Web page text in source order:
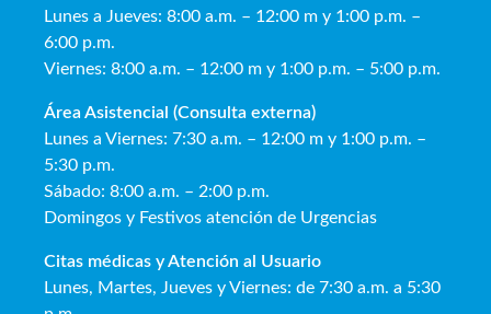
Lunes a Jueves: 8:00 a.m. – 12:00 m y 1:00 p.m. –
6:00 p.m.
Viernes: 8:00 a.m. – 12:00 m y 1:00 p.m. – 5:00 p.m.
Área Asistencial (Consulta externa)
Lunes a Viernes: 7:30 a.m. – 12:00 m y 1:00 p.m. –
5:30 p.m.
Sábado: 8:00 a.m. – 2:00 p.m.
Domingos y Festivos atención de Urgencias
Citas médicas y Atención al Usuario
Lunes, Martes, Jueves y Viernes: de 7:30 a.m. a 5:30